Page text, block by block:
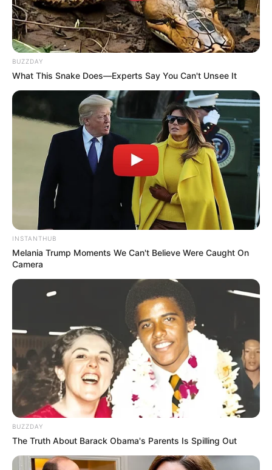
BUZZDAY
What This Snake Does—Experts Say You Can't Unsee It
INSTANTHUB
Melania Trump Moments We Can't Believe Were Caught On
Camera
BUZZDAY
The Truth About Barack Obama's Parents Is Spilling Out